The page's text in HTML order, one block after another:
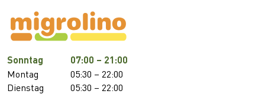
Sonntag 07:00 – 21:00
Montag
05:30 – 22:00
Dienstag
05:30 – 22:00